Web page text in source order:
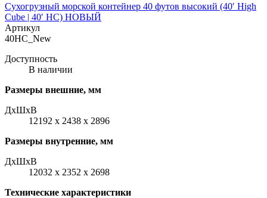
Сухогрузный морской контейнер 40 футов высокий (40′ High
Cube | 40′ HC) НОВЫЙ
Артикул
40HC_New
Доступность
В наличии
Размеры внешние, мм
ДxШxВ
12192 x 2438 x 2896
Размеры внутренние, мм
ДxШxВ
12032 x 2352 x 2698
Технические характеристики